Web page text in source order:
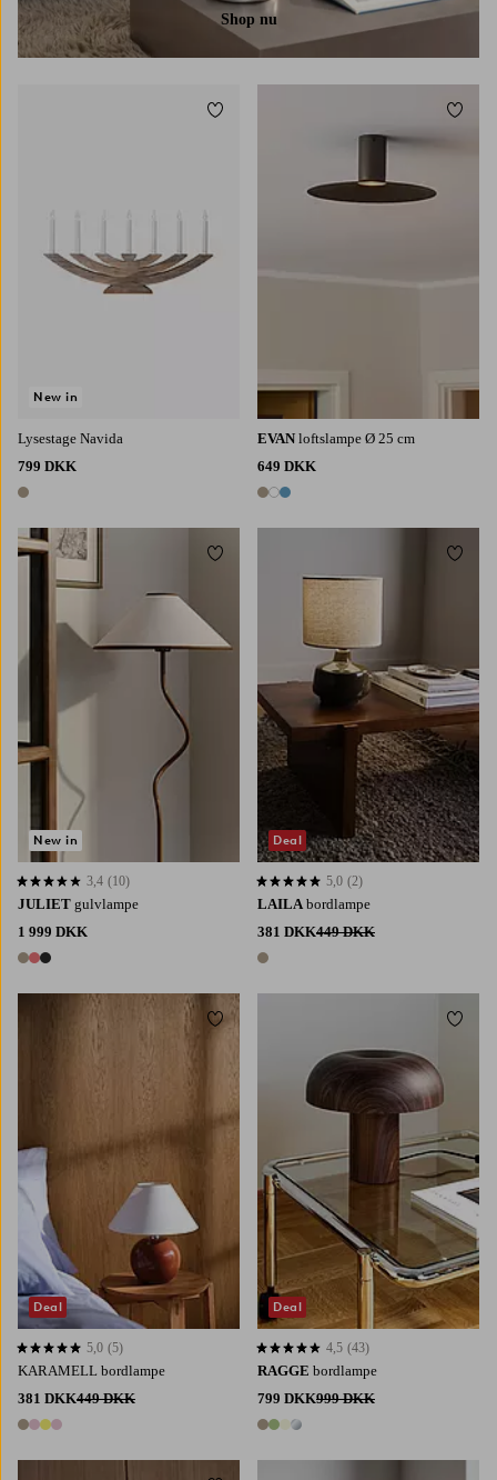
Shop nu
Lysestage Navida
799 DKK
1 farve
New in
Tilføj til favoritter
EVAN loftslampe Ø 25 cm
649 DKK
3 farver
Tilføj
JULIET gulvlampe
1 999 DKK
3 farver
3,4 baseret på 10 bedømmelser
3,4 (10)
New in
Tilføj til favoritter
LAILA bordlampe
381 DKK449 DKK
1 farve
5,0 baseret på 2 bedømmelser
5,0 (2)
Deal
Tilføj
KARAMELL bordlampe
381 DKK449 DKK
4 farver
5,0 baseret på 5 bedømmelser
5,0 (5)
Deal
Tilføj til favoritter
RAGGE bordlampe
799 DKK999 DKK
4 farver
4,5 baseret på 43 bedømmelser
4,5 (43)
Deal
Tilføj